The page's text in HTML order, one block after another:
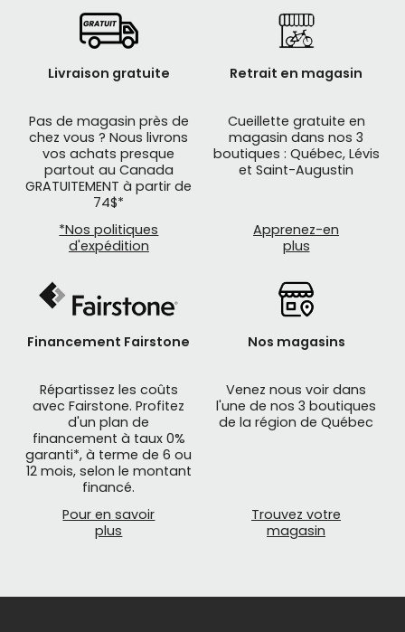
Livraison gratuite
Pas de magasin près de
chez vous ? Nous livrons
vos achats presque
partout au Canada
GRATUITEMENT à partir de
74$*
*Nos politiques
d'expédition
Retrait en magasin
Cueillette gratuite en
magasin dans nos 3
boutiques : Québec, Lévis
et Saint-Augustin
Apprenez-en
plus
Financement Fairstone
Répartissez les coûts
avec Fairstone. Profitez
d'un plan de
financement à taux 0%
garanti*, à terme de 6 ou
12 mois, selon le montant
financé.
Pour en savoir
plus
Nos magasins
Venez nous voir dans
l'une de nos 3 boutiques
de la région de Québec
Trouvez votre
magasin